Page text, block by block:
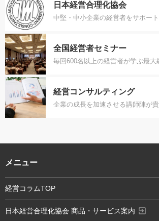
日本経営合理化協会
中堅・中小企業の経営者をサポート
全国経営者セミナー
毎回600名以上の経営者が学ぶ最大
経営コンサルティング
企業の成長を加速させる講師陣が
メニュー
経営コラムTOP
日本経営合理化協会 商品・サービス案内 exit_to_app